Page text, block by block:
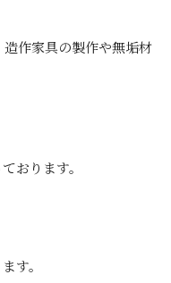
作家具の製作や無垢材
おります。
す。